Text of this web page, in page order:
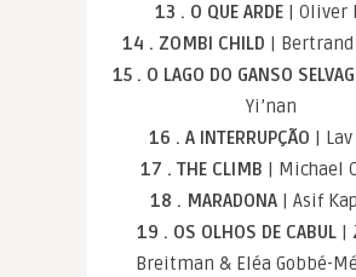
13 . O QUE ARDE
| Oliver
14 . ZOMBI CHILD
|
15 . O LAGO DO GANSO
Yi’nan
16 . A INTERRUPÇÃO
|
17 . THE CLIMB
| Michael
18 . MARADONA
| Asif
19 . OS OLHOS DE CABUL
Breitman & Eléa Gobbé-